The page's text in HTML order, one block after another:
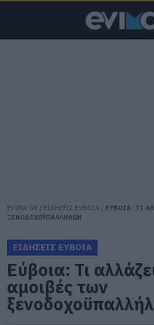
EVIMA.GR / ΕΙΔΗΣΕΙΣ ΕΥΒΟΙΑ / ΕΥΒΟΙΑ: ΤΙ
ΞΕΝΟΔΟΧΟΫΠΑΛΛΗΛΩΝ
ΕΙΔΗΣΕΙΣ ΕΥΒΟΙΑ
Εύβοια: Τι
αμοιβές των